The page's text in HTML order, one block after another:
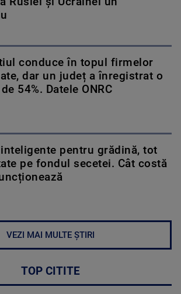
conduce în topul firmelor
dar un județ a înregistrat o
54%. Datele ONRC
pentru grădină, tot
pe fondul secetei. Cât costă
VEZI MAI MULTE ȘTIRI
TOP CITITE